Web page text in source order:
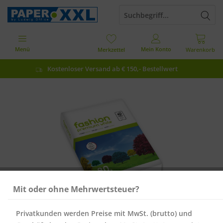
Kostenloser Versand ab € 150,- Bestellwert
Warenkorb
Merkzettel Mein Konto
Menü
Mit oder ohne Mehrwertsteuer?
Privatkunden werden Preise mit MwSt. (brutto) und